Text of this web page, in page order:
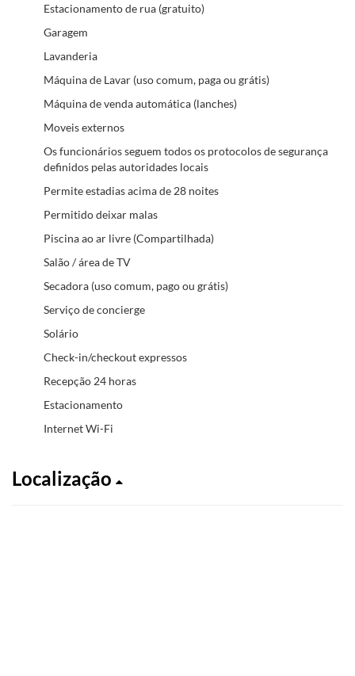
Estacionamento de rua (gratuito)
Garagem
Lavanderia
Máquina de Lavar (uso comum, paga ou grátis)
Máquina de venda automática (lanches)
Moveis externos
Os funcionários seguem todos os protocolos de segurança
definidos pelas autoridades locais
Permite estadias acima de 28 noites
Permitido deixar malas
Piscina ao ar livre (Compartilhada)
Salão / área de TV
Secadora (uso comum, pago ou grátis)
Serviço de concierge
Solário
Check-in/checkout expressos
Recepção 24 horas
Estacionamento
Internet Wi-Fi
Localização